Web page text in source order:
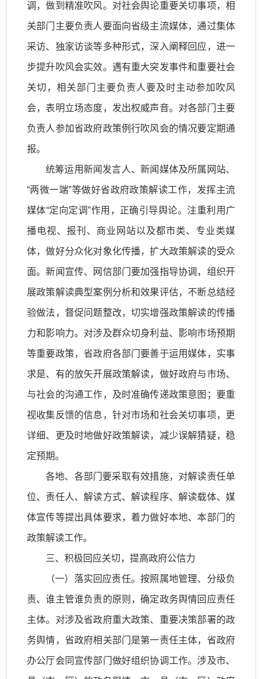
调，做到精准吹风。对社会舆论重要关切事项，相
关部门主要负责人要面向省级主流媒体，通过集体
采访、独家访谈等多种形式，深入阐释回应，进一
步提升吹风会实效。遇有重大突发事件和重要社会
关切，相关部门主要负责人要及时主动参加吹风
会，表明立场态度，发出权威声音。对各部门主要
负责人参加省政府政策例行吹风会的情况要定期通
报。
统筹运用新闻发言人、新闻媒体及所属网站、
“两微一端”等做好省政府政策解读工作，发挥主流
媒体“定向定调”作用，正确引导舆论。注重利用广
播电视、报刊、商业网站以及都市类、专业类媒
体，做好分众化对象化传播，扩大政策解读的受众
面。新闻宣传、网信部门要加强指导协调，组织开
展政策解读典型案例分析和效果评估，不断总结经
验做法，督促问题整改，切实增强政策解读的传播
力和影响力。对涉及群众切身利益、影响市场预期
等重要政策，省政府各部门要善于运用媒体，实事
求是、有的放矢开展政策解读，做好政府与市场、
与社会的沟通工作，及时准确传递政策意图；要重
视收集反馈的信息，针对市场和社会关切事项，更
详细、更及时地做好政策解读，减少误解猜疑，稳
定预期。
各地、各部门要采取有效措施，对解读责任单
位、责任人、解读方式、解读程序、解读载体、媒
体宣传等提出具体要求，着力做好本地、本部门的
政策解读工作。
三、积极回应关切，提高政府公信力
（一）落实回应责任。按照属地管理、分级负
责、谁主管谁负责的原则，确定政务舆情回应责任
主体。对涉及省政府重大政策、重要决策部署的政
务舆情，省政府相关部门是第一责任主体，省政府
办公厅会同宣传部门做好组织协调工作。涉及市、